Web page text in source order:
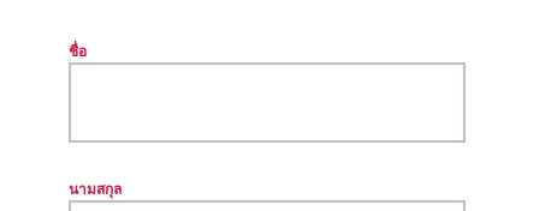
ชื่อ
นามสกุล